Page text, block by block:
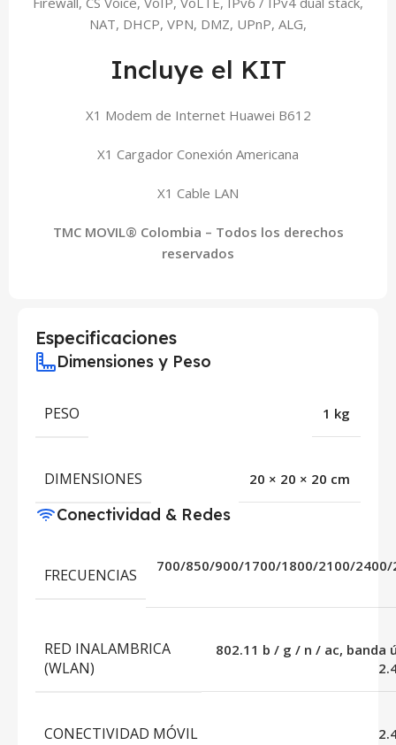
NAT, DHCP, VPN, DMZ, UPnP, ALG,
Incluye el KIT
X1 Modem de Internet Huawei B612
X1 Cargador Conexión Americana
X1 Cable LAN
TMC MOVIL® Colombia – Todos los derechos
reservados
Especificaciones
Dimensiones y Peso
PESO 1 kg
DIMENSIONES 20 × 20 × 20 cm
Conectividad & Redes
FRECUENCIAS 700/850/900/1700/1800/2100/2400/
RED INALAMBRICA
(WLAN)
802.11 b / g / n / ac, banda
CONECTIVIDAD MÓVIL